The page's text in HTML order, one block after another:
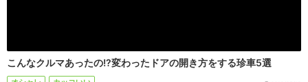
こんなクルマあったの!?変わったドアの開き方をする珍車5選